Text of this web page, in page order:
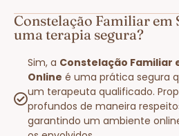
Constelação Familiar em
uma terapia segura?
Sim, a Constelação Familiar
Online é uma prática segura
um terapeuta qualificado.
profundos de maneira
garantindo um ambiente